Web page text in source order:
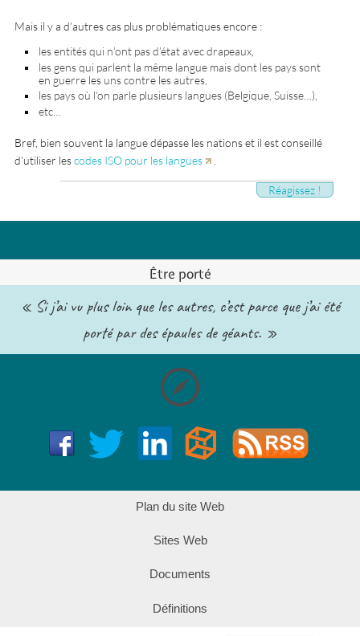
Mais il y a d’autres cas plus problématiques encore :
les entités qui n’ont pas d’état avec drapeaux,
les gens qui parlent la même langue mais dont les pays sont
en guerre les uns contre les autres,
les pays où l’on parle plusieurs langues (Belgique, Suisse…),
etc…
Bref, bien souvent la langue dépasse les nations et il est conseillé
d’utiliser lescodes ISO pour les langues
Réagissez !
Être porté
« Si j’ai vu plus loin que les autres, c’est parce que j’ai été
porté par des épaules de géants. »
Plan du site Web
Sites Web
Documents
Définitions